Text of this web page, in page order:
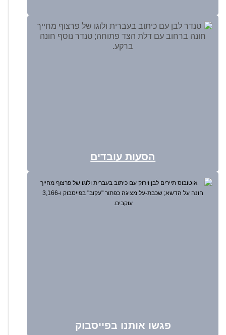
הסעות עובדים
פגשו אותנו בפייסבוק